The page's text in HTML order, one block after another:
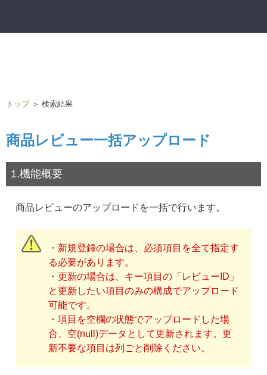
トップ ＞ 検索結果
商品レビュー一括アップロード
1.機能概要
商品レビューのアップロードを一括で行います。
・新規登録の場合は、必須項目を全て指定す
る必要があります。
・更新の場合は、キー項目の「レビューID」
と更新したい項目のみの構成でアップロード
可能です。
・項目を空欄の状態でアップロードした場
合、空(null)データとして更新されます。更
新不要な項目は列ごと削除ください。